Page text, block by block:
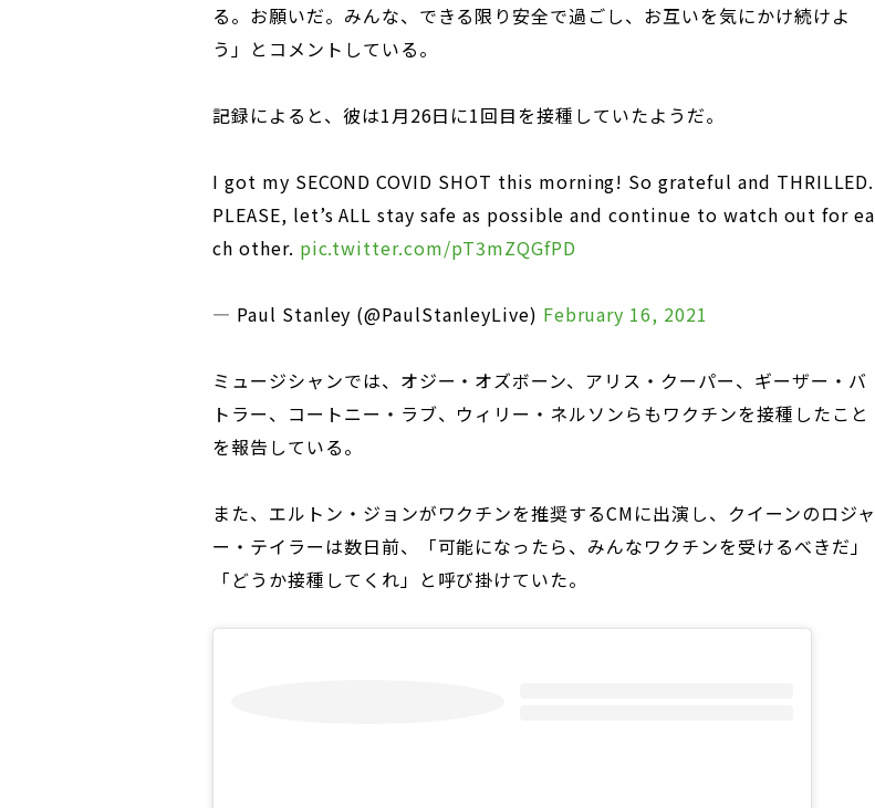
る。お願いだ。みんな、できる限り安全で過ごし、お互いを気にかけ続けよ
う」とコメントしている。
記録によると、彼は1月26日に1回目を接種していたようだ。
I got my SECOND COVID SHOT this morning! So grateful and THRILLED.
PLEASE, let’s ALL stay safe as possible and continue to watch out for ea
ch other. pic.twitter.com/pT3mZQGfPD
— Paul Stanley (@PaulStanleyLive) February 16, 2021
ミュージシャンでは、オジー・オズボーン、アリス・クーパー、ギーザー・バ
トラー、コートニー・ラブ、ウィリー・ネルソンらもワクチンを接種したこと
を報告している。
また、エルトン・ジョンがワクチンを推奨するCMに出演し、クイーンのロジャ
ー・テイラーは数日前、「可能になったら、みんなワクチンを受けるべきだ」
「どうか接種してくれ」と呼び掛けていた。